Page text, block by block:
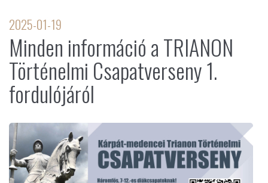
2025-01-19
Minden információ a TRIANON
Történelmi Csapatverseny 1.
fordulójáról